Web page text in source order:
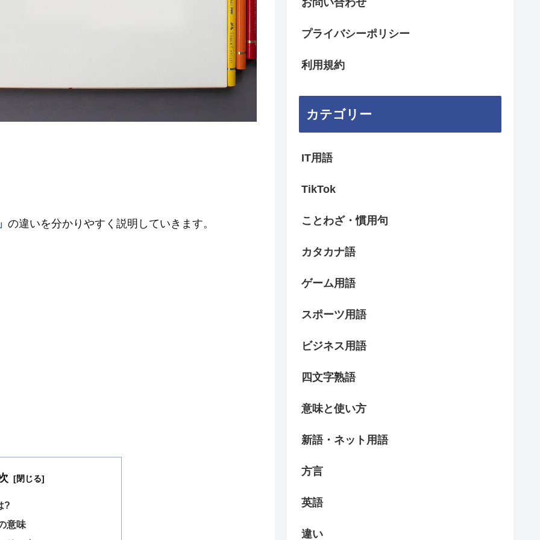
の違いを分かりやすく説明していきます。
?
意味
プライバシーポリシー
利用規約
カテゴリー
IT用語
TikTok
ことわざ・慣用句
カタカナ語
ゲーム用語
スポーツ用語
ビジネス用語
四文字熟語
意味と使い方
新語・ネット用語
方言
英語
違い